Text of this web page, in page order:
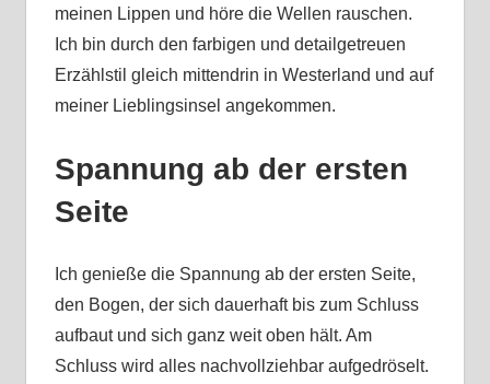
meinen Lippen und höre die Wellen rauschen.
Ich bin durch den farbigen und detailgetreuen
Erzählstil gleich mittendrin in Westerland und auf
meiner Lieblingsinsel angekommen.
Spannung ab der ersten
Seite
Ich genieße die Spannung ab der ersten Seite,
den Bogen, der sich dauerhaft bis zum Schluss
aufbaut und sich ganz weit oben hält. Am
Schluss wird alles nachvollziehbar aufgedröselt.